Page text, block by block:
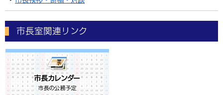
市長室関連リンク